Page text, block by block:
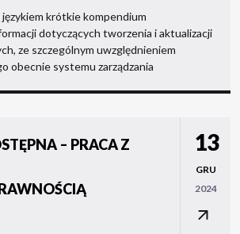
krótkie kompendium
dotyczących tworzenia i aktualizacji
ze szczególnym uwzględnieniem
obecnie systemu zarządzania
– PRACA Z
13
GRU
2024